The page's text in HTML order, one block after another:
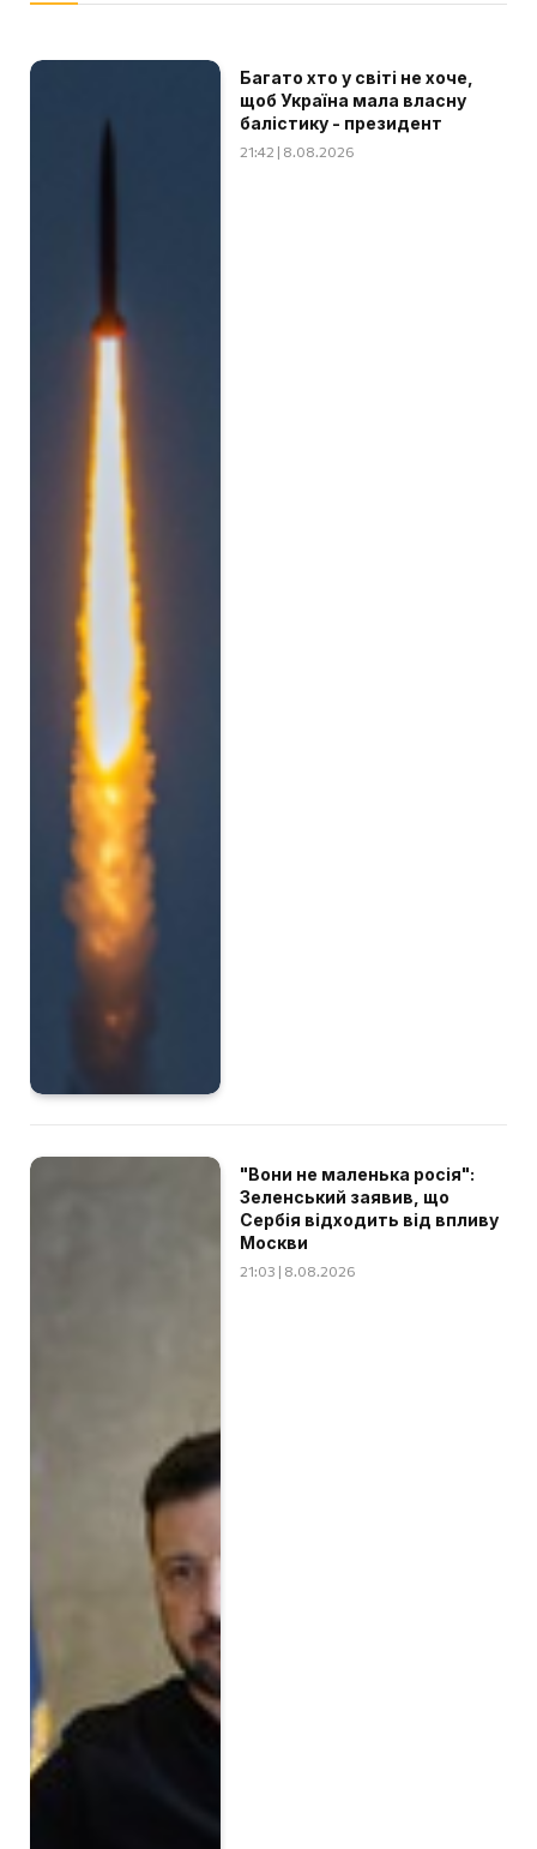
Багато хто у світі не хоче,
щоб Україна мала власну
балістику - президент
21:42 | 8.08.2026
"Вони не маленька росія":
Зеленський заявив, що
Сербія відходить від впливу
Москви
21:03 | 8.08.2026